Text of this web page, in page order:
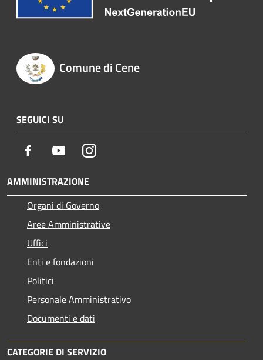
Comune di Cene
SEGUICI SU
Facebook YoutubeInstagram
AMMINISTRAZIONE
Organi di Governo
Aree Amministrative
Uffici
Enti e fondazioni
Politici
Personale Amministrativo
Documenti e dati
CATEGORIE DI SERVIZIO